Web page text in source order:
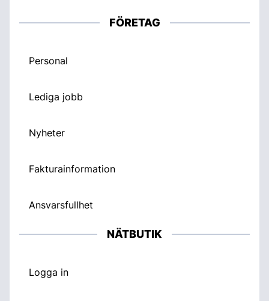
FÖRETAG
Personal
Lediga jobb
Nyheter
Fakturainformation
Ansvarsfullhet
NÄTBUTIK
Logga in